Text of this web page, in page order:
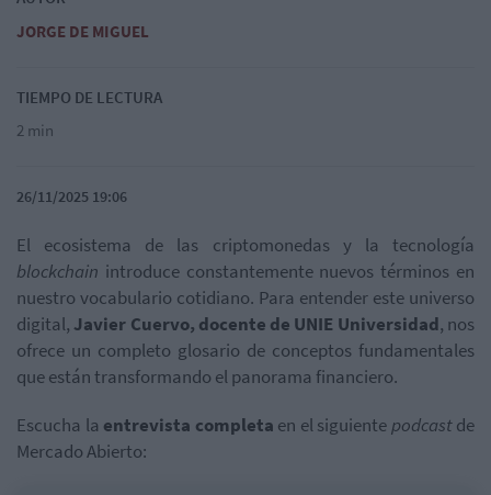
JORGE DE MIGUEL
TIEMPO DE LECTURA
2 min
26/11/2025 19:06
El ecosistema de las criptomonedas y la tecnología
blockchain introduce constantemente nuevos términos en
nuestro vocabulario cotidiano. Para entender este universo
digital, Javier Cuervo, docente de UNIE Universidad, nos
ofrece un completo glosario de conceptos fundamentales
que están transformando el panorama financiero.
Escucha la entrevista completa en el siguiente podcastde
Mercado Abierto: